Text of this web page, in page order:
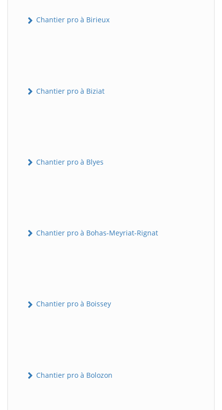
Chantier pro à Birieux
Chantier pro à Biziat
Chantier pro à Blyes
Chantier pro à Bohas-Meyriat-Rignat
Chantier pro à Boissey
Chantier pro à Bolozon